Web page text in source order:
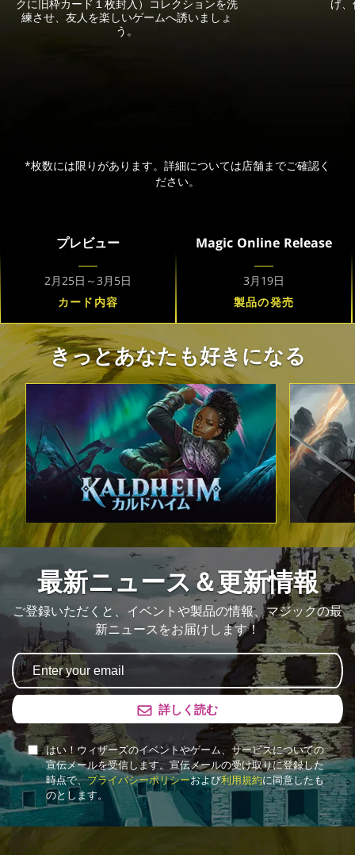
クに旧枠カード１枚封入）コレクションを洗
練させ、友人を楽しいゲームへ誘いましょ
う。
げ
*枚数には限りがあります。詳細については店舗までご確認く
ださい。
プレビュー
2月25日～3月5日
カード内容
Magic Online Release
3月19日
製品の発売
きっとあなたも好きになる
最新ニュース＆更新情報
ご登録いただくと、イベントや製品の情報、マジックの最
新ニュースをお届けします！
詳しく読む
はい！ウィザーズのイベントやゲーム、サービスについての
宣伝メールを受信します。宣伝メールの受け取りに登録した
時点で、プライバシーポリシーおよび利用規約に同意したも
のとします。
MAGIC